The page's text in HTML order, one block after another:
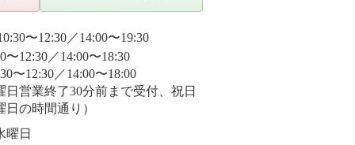
〜12:30／14:00〜19:30
〜12:30／14:00〜18:30
〜12:30／14:00〜18:00
日営業終了30分前まで受付、祝日
日の時間通り）
曜日